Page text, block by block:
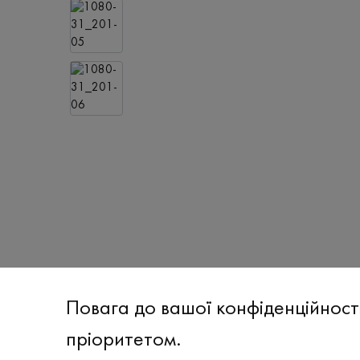
Повага до вашої
пріоритетом.